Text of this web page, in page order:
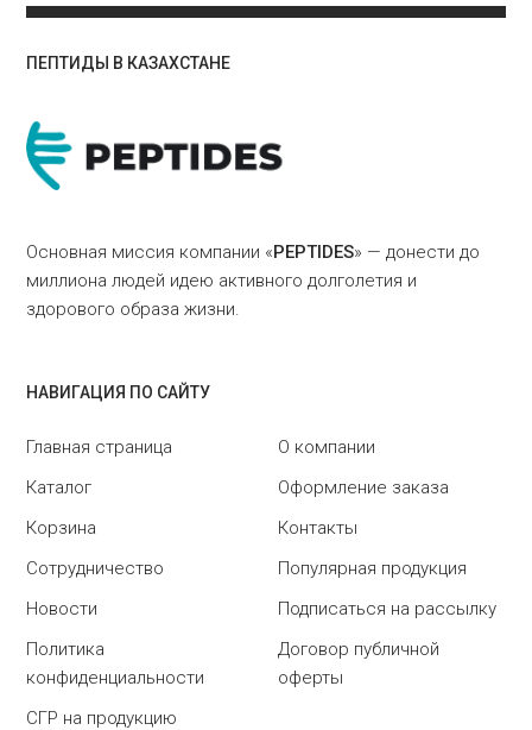
ПЕПТИДЫ В КАЗАХСТАНЕ
Основная миссия компании «PEPTIDES» — донести до
миллиона людей идею активного долголетия и
здорового образа жизни.
НАВИГАЦИЯ ПО САЙТУ
Главная страница
О компании
Каталог
Оформление заказа
Корзина
Контакты
Сотрудничество
Популярная продукция
Новости
Подписаться на рассылку
Политика
конфиденциальности
Договор публичной
оферты
СГР на продукцию